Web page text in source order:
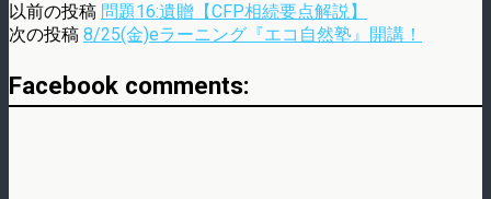
以前の投稿 問題16:遺贈【CFP相続要点解説】
次の投稿 8/25(金)eラーニング『エコ自然塾』開講！
Facebook comments: